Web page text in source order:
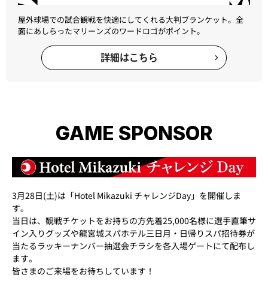
屋外球場での試合観戦を快適にしてくれる大判ブランケット。全
面にあしらったマリーンズのワードロゴがポイント。
詳細はこちら
GAME SPONSOR
3月28日(土)は「Hotel Mikazuki チャレンジDay」を開催しま
す。
当日は、観戦チケットをお持ちの方先着25,000名様に選手直筆サ
イン入りグッズや龍宮城スパホテル三日月・日帰りスパ招待券が
当たるラッキーナンバー抽選会チラシを各入場ゲートにて配布し
ます。
皆さまのご来場をお待ちしています！